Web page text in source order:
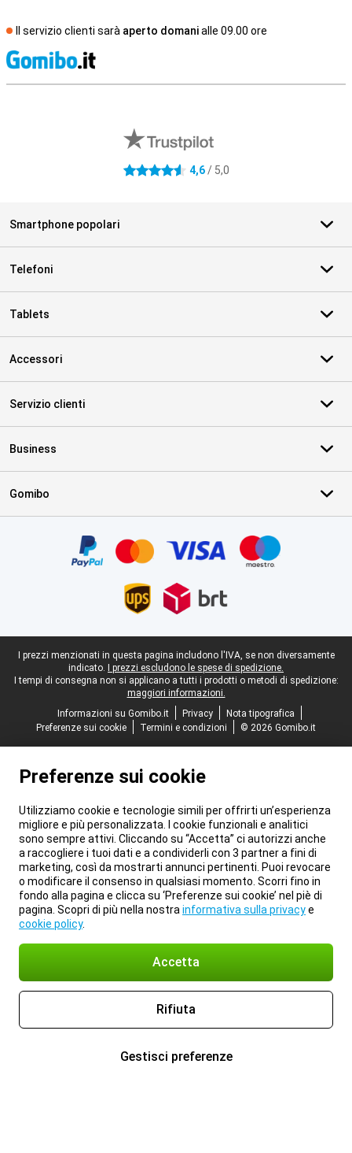
Il servizio clienti sarà aperto domanialle 09.00 ore
4.6 stelle 4,6/ 5,0
Smartphone popolari
Telefoni
Tablets
Accessori
Servizio clienti
Business
Gomibo
Piè di pagina legale
I prezzi menzionati in questa pagina includono l'IVA, se non diversamente
indicato.
I prezzi escludono le spese di spedizione.
I tempi di consegna non si applicano a tutti i prodotti o metodi di spedizione:
maggiori informazioni.
Informazioni su Gomibo.it
Privacy
Nota tipografica
Preferenze sui cookie
Termini e condizioni © 2026 Gomibo.it
Preferenze sui cookie
Utilizziamo cookie e tecnologie simili per offrirti un’esperienza
migliore e più personalizzata. I cookie funzionali e analitici
sono sempre attivi. Cliccando su “Accetta” ci autorizzi anche
a raccogliere i tuoi dati e a condividerli con 3 partner a fini di
marketing, così da mostrarti annunci pertinenti. Puoi revocare
o modificare il consenso in qualsiasi momento. Scorri fino in
fondo alla pagina e clicca su ‘Preferenze sui cookie’ nel piè di
pagina. Scopri di più nella nostra informativa sulla privacye
cookie policy.
Accetta
Rifiuta
Gestisci preferenze